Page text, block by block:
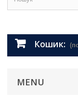
Кошик:
MENU